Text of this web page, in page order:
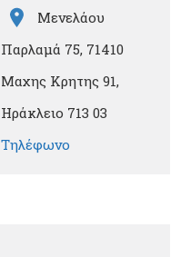
Μενελάου
Παρλαμά 75, 71410
Μαχης Κρητης 91,
Ηράκλειο 713 03
Τηλέφωνο